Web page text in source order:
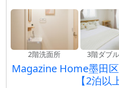
2階洗面所 3階ダブ
Magazine Home墨田
【2泊以